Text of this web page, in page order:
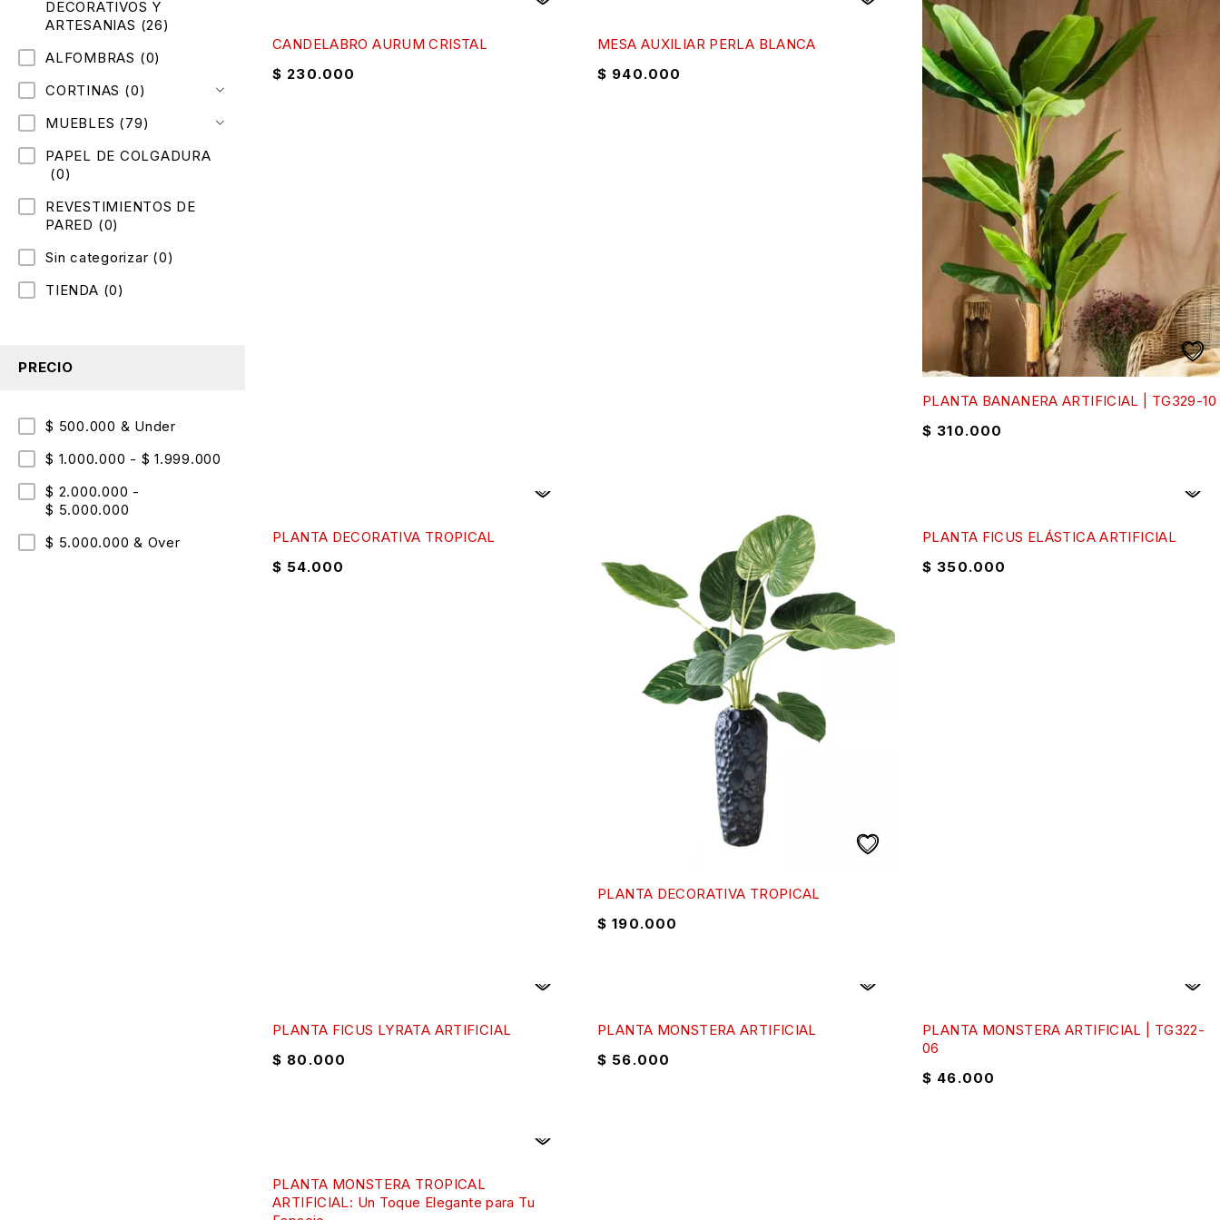
DECORATIVOS Y
ARTESANIAS (26)
ALFOMBRAS (0)
CORTINAS (0)
MUEBLES (79)
PAPEL DE COLGADURA
(0)
REVESTIMIENTOS DE
PARED (0)
Sin categorizar (0)
TIENDA (0)
PRECIO
$ 500.000 & Under
$ 1.000.000 - $ 1.999.000
$ 2.000.000 -
$ 5.000.000
$ 5.000.000 & Over
CANDELABRO AURUM CRISTAL
$ 230.000
MESA AUXILIAR PERLA BLANCA
$ 940.000
PLANTA BANANERA ARTIFICIAL | TG329-10
$ 310.000
PLANTA DECORATIVA TROPICAL
$ 54.000
PLANTA DECORATIVA TROPICAL
$ 190.000
PLANTA FICUS ELÁSTICA ARTIFICIAL
$ 350.000
PLANTA FICUS LYRATA ARTIFICIAL
$ 80.000
PLANTA MONSTERA ARTIFICIAL
$ 56.000
PLANTA MONSTERA ARTIFICIAL | TG322-
06
$ 46.000
PLANTA MONSTERA TROPICAL
ARTIFICIAL: Un Toque Elegante para Tu